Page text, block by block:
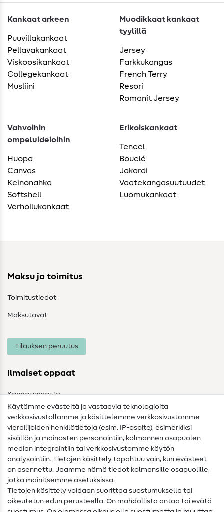
Kankaat arkeen
Puuvillakankaat
Pellavakankaat
Viskoosikankaat
Collegekankaat
Musliini
Muodikkaat kankaat
tyylillä
Jersey
Farkkukangas
French Terry
Resori
Romanit Jersey
Vahvoihin
ompeluideioihin
Huopa
Canvas
Keinonahka
Softshell
Verhoilukankaat
Erikoiskankaat
Tencel
Bouclé
Jakardi
Vaatekangasuutuudet
Luomukankaat
Maksu ja toimitus
Toimitustiedot
Maksutavat
Tilauksen peruutus
Ilmaiset oppaat
Kangassanasto
Ompelusanasto
Ompeluohjeet
Apua ja yhteystiedot
Yhteystiedot
Tietoa omistajanvaihdoksesta
Käytämme evästeitä ja vastaavia teknologioita
verkkosivustollamme ja käsittelemme verkkosivustomme
vierailijoiden henkilötietoja (esim. IP-osoite), esimerkiksi
sisällön ja mainosten personointiin, kolmannen osapuolen
median integrointiin tai verkkosivustomme käytön
analysointiin. Tietojen käsittely tapahtuu vain, kun evästeet
on asennettu. Jaamme nämä tiedot kolmansille osapuolille,
jotka mainitsemme asetuksissa.
Tietojen käsittely voidaan suorittaa suostumuksella tai
oikeutetun edun perusteella. On mahdollista antaa tai evätä